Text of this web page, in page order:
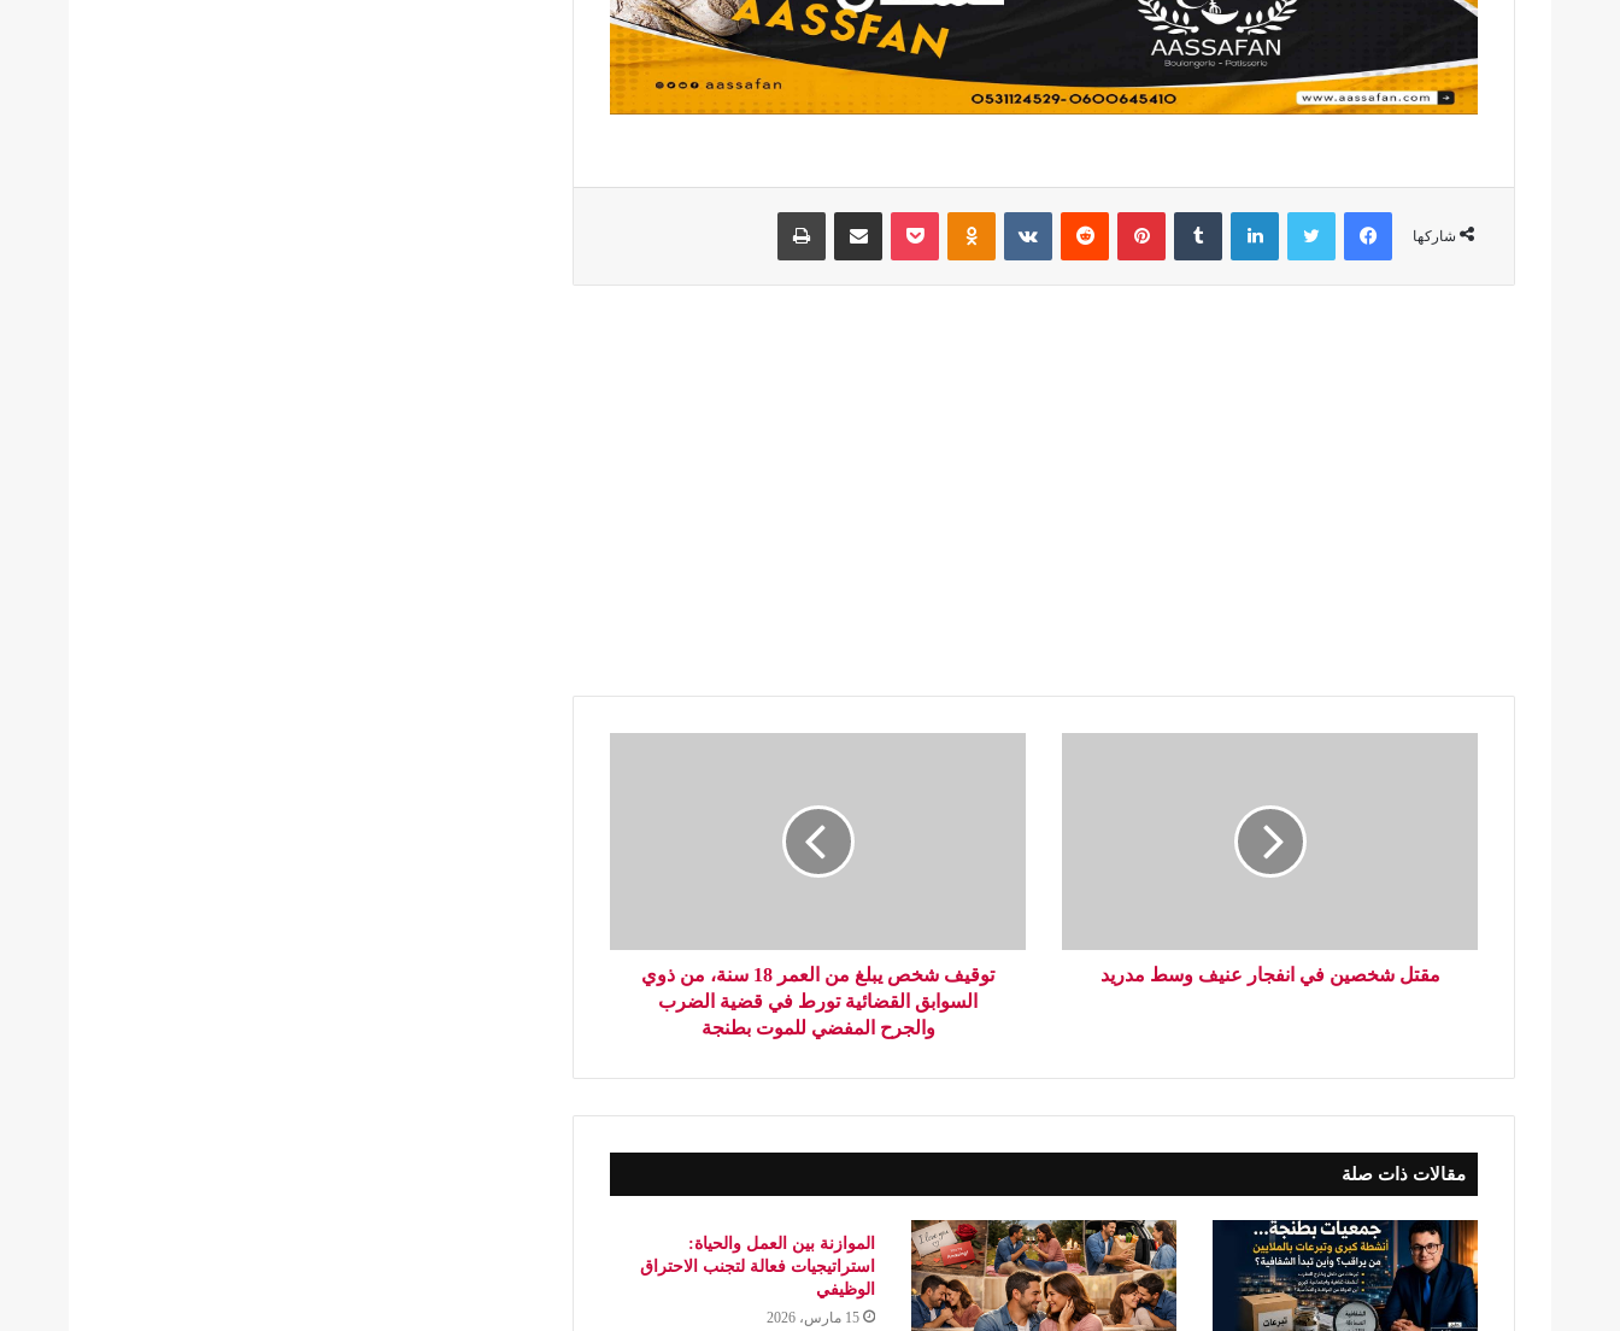
شاركها
فيسبوك تويتر لينكدإن بينتيريست Odnoklassniki
بوكيت مشاركة عبر البريد طباعة
مقتل شخصين في انفجار عنيف وسط مدريد
توقيف شخص يبلغ من العمر 18 سنة، من ذوي
السوابق القضائية تورط في قضية الضرب
والجرح المفضي للموت بطنجة
مقالات ذات صلة
الموازنة بين العمل والحياة:
استراتيجيات فعالة لتجنب الاحتراق
الوظيفي
15 مارس، 2026